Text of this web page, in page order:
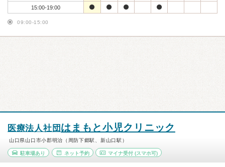
15:00-19:00
09:00-15:00
医療法人社団 はまもと小児クリニック
山口県山口市小郡明治（周防下郷駅、新山口駅）
駐車場あり ネット予約 マイナ受付 (スマホ可)